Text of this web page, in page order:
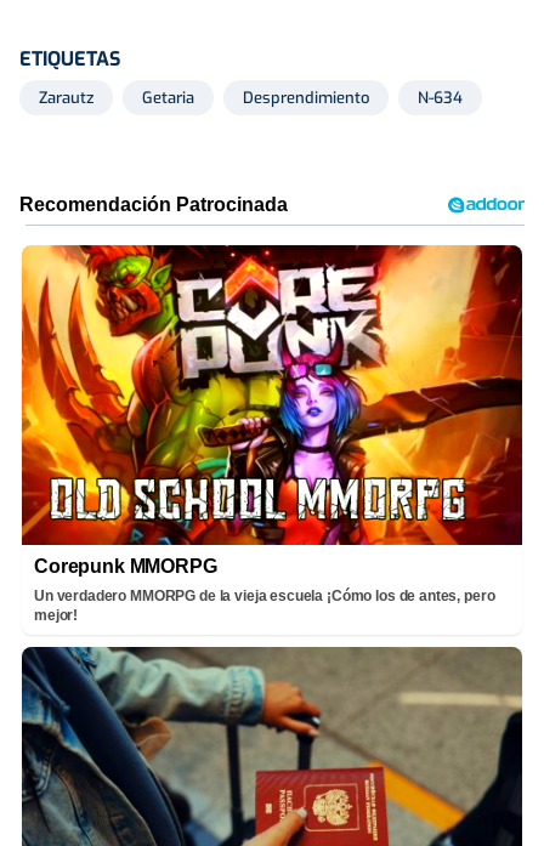
ETIQUETAS
Zarautz Getaria Desprendimiento N-634
Corepunk MMORPG
Un verdadero MMORPG de la vieja escuela ¡Cómo los de antes, pero
mejor!